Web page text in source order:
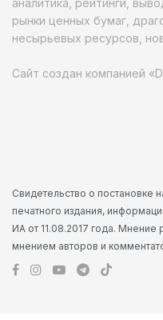
аналитика, рейтинги,
рынки ценных бумаг,
несырьевых ресурсов,
Сайт создан компанией
Свидетельство о постановке
печатного издания,
ИА от 11.08.2017 года. Мнение
мнением авторов и